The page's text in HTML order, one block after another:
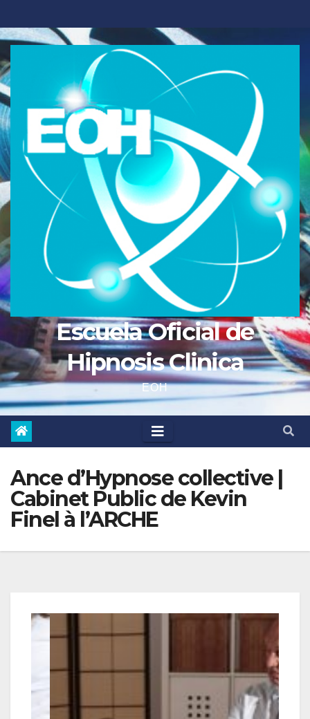
Escuela Oficial de
Hipnosis Clinica
EOH
Ance d’Hypnose collective |
Cabinet Public de Kevin
Finel à l’ARCHE